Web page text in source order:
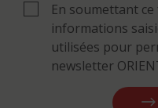
En soumettant ce
informations
utilisées pour
newsletter